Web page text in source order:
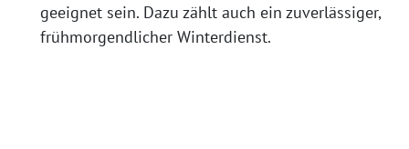
geeignet sein. Dazu zählt auch ein zuverlässiger,
frühmorgendlicher Winterdienst.